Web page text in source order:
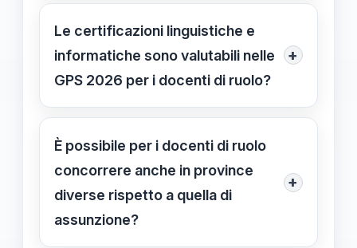
di titoli e servizi attraverso la
piattaforma online, rispettando i
termini di scadenza e selezionando
Le certificazioni linguistiche e
informatiche sono valutabili nelle
GPS 2026 per i docenti di ruolo?
+
Sì, certificazioni linguistiche,
informatiche e altri titoli come master
sono valutabili e possono
incrementare il punteggio, se inseriti
correttamente nel sistema.
È possibile per i docenti di ruolo
concorrere anche in province
diverse rispetto a quella di
assunzione?
+